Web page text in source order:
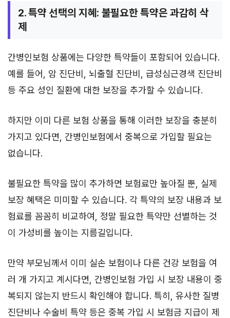
2. 특약 선택의 지혜: 불필요한 특약은 과감히 삭
제
간병인보험 상품에는 다양한 특약들이 포함되어 있습니다.
예를 들어, 암 진단비, 뇌출혈 진단비, 급성심근경색 진단비
등 주요 성인 질환에 대한 보장을 추가할 수 있습니다.
하지만 이미 다른 보험 상품을 통해 이러한 보장을 충분히
가지고 있다면, 간병인보험에서 중복으로 가입할 필요는
없습니다.
불필요한 특약을 많이 추가하면 보험료만 높아질 뿐, 실제
보장 혜택은 미미할 수 있습니다. 각 특약의 보장 내용과 보
험료를 꼼꼼히 비교하여, 정말 필요한 특약만 선별하는 것
이 가성비를 높이는 지름길입니다.
만약 부모님께서 이미 실손 보험이나 다른 건강 보험을 여
러 개 가지고 계시다면, 간병인보험 가입 시 보장 내용이 중
복되지 않는지 반드시 확인해야 합니다. 특히, 유사한 질병
진단비나 수술비 특약 등은 중복 가입 시 보험금 지급이 제